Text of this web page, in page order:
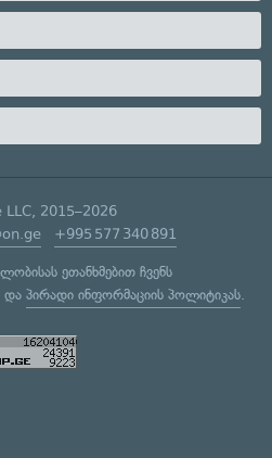
2015–2026
+995 577 340 891
ეთანხმებით ჩვენს
და პირადი ინფორმაციის პოლიტიკას.